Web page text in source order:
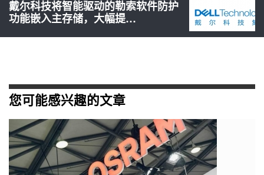
戴尔科技将智能驱动的勒索软件防护
功能嵌入主存储，大幅提…
您可能感兴趣的文章